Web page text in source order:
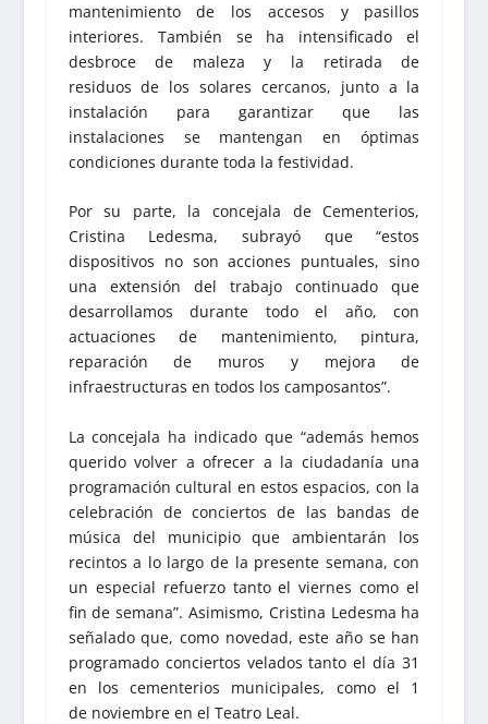
mantenimiento de los accesos y pasillos
interiores. También se ha intensificado el
desbroce de maleza y la retirada de
residuos de los solares cercanos, junto a la
instalación para garantizar que las
instalaciones se mantengan en óptimas
condiciones durante toda la festividad.
Por su parte, la concejala de Cementerios,
Cristina Ledesma, subrayó que “estos
dispositivos no son acciones puntuales, sino
una extensión del trabajo continuado que
desarrollamos durante todo el año, con
actuaciones de mantenimiento, pintura,
reparación de muros y mejora de
infraestructuras en todos los camposantos”.
La concejala ha indicado que “además hemos
querido volver a ofrecer a la ciudadanía una
programación cultural en estos espacios, con la
celebración de conciertos de las bandas de
música del municipio que ambientarán los
recintos a lo largo de la presente semana, con
un especial refuerzo tanto el viernes como el
fin de semana”. Asimismo, Cristina Ledesma ha
señalado que, como novedad, este año se han
programado conciertos velados tanto el día 31
en los cementerios municipales, como el 1
de noviembre en el Teatro Leal.